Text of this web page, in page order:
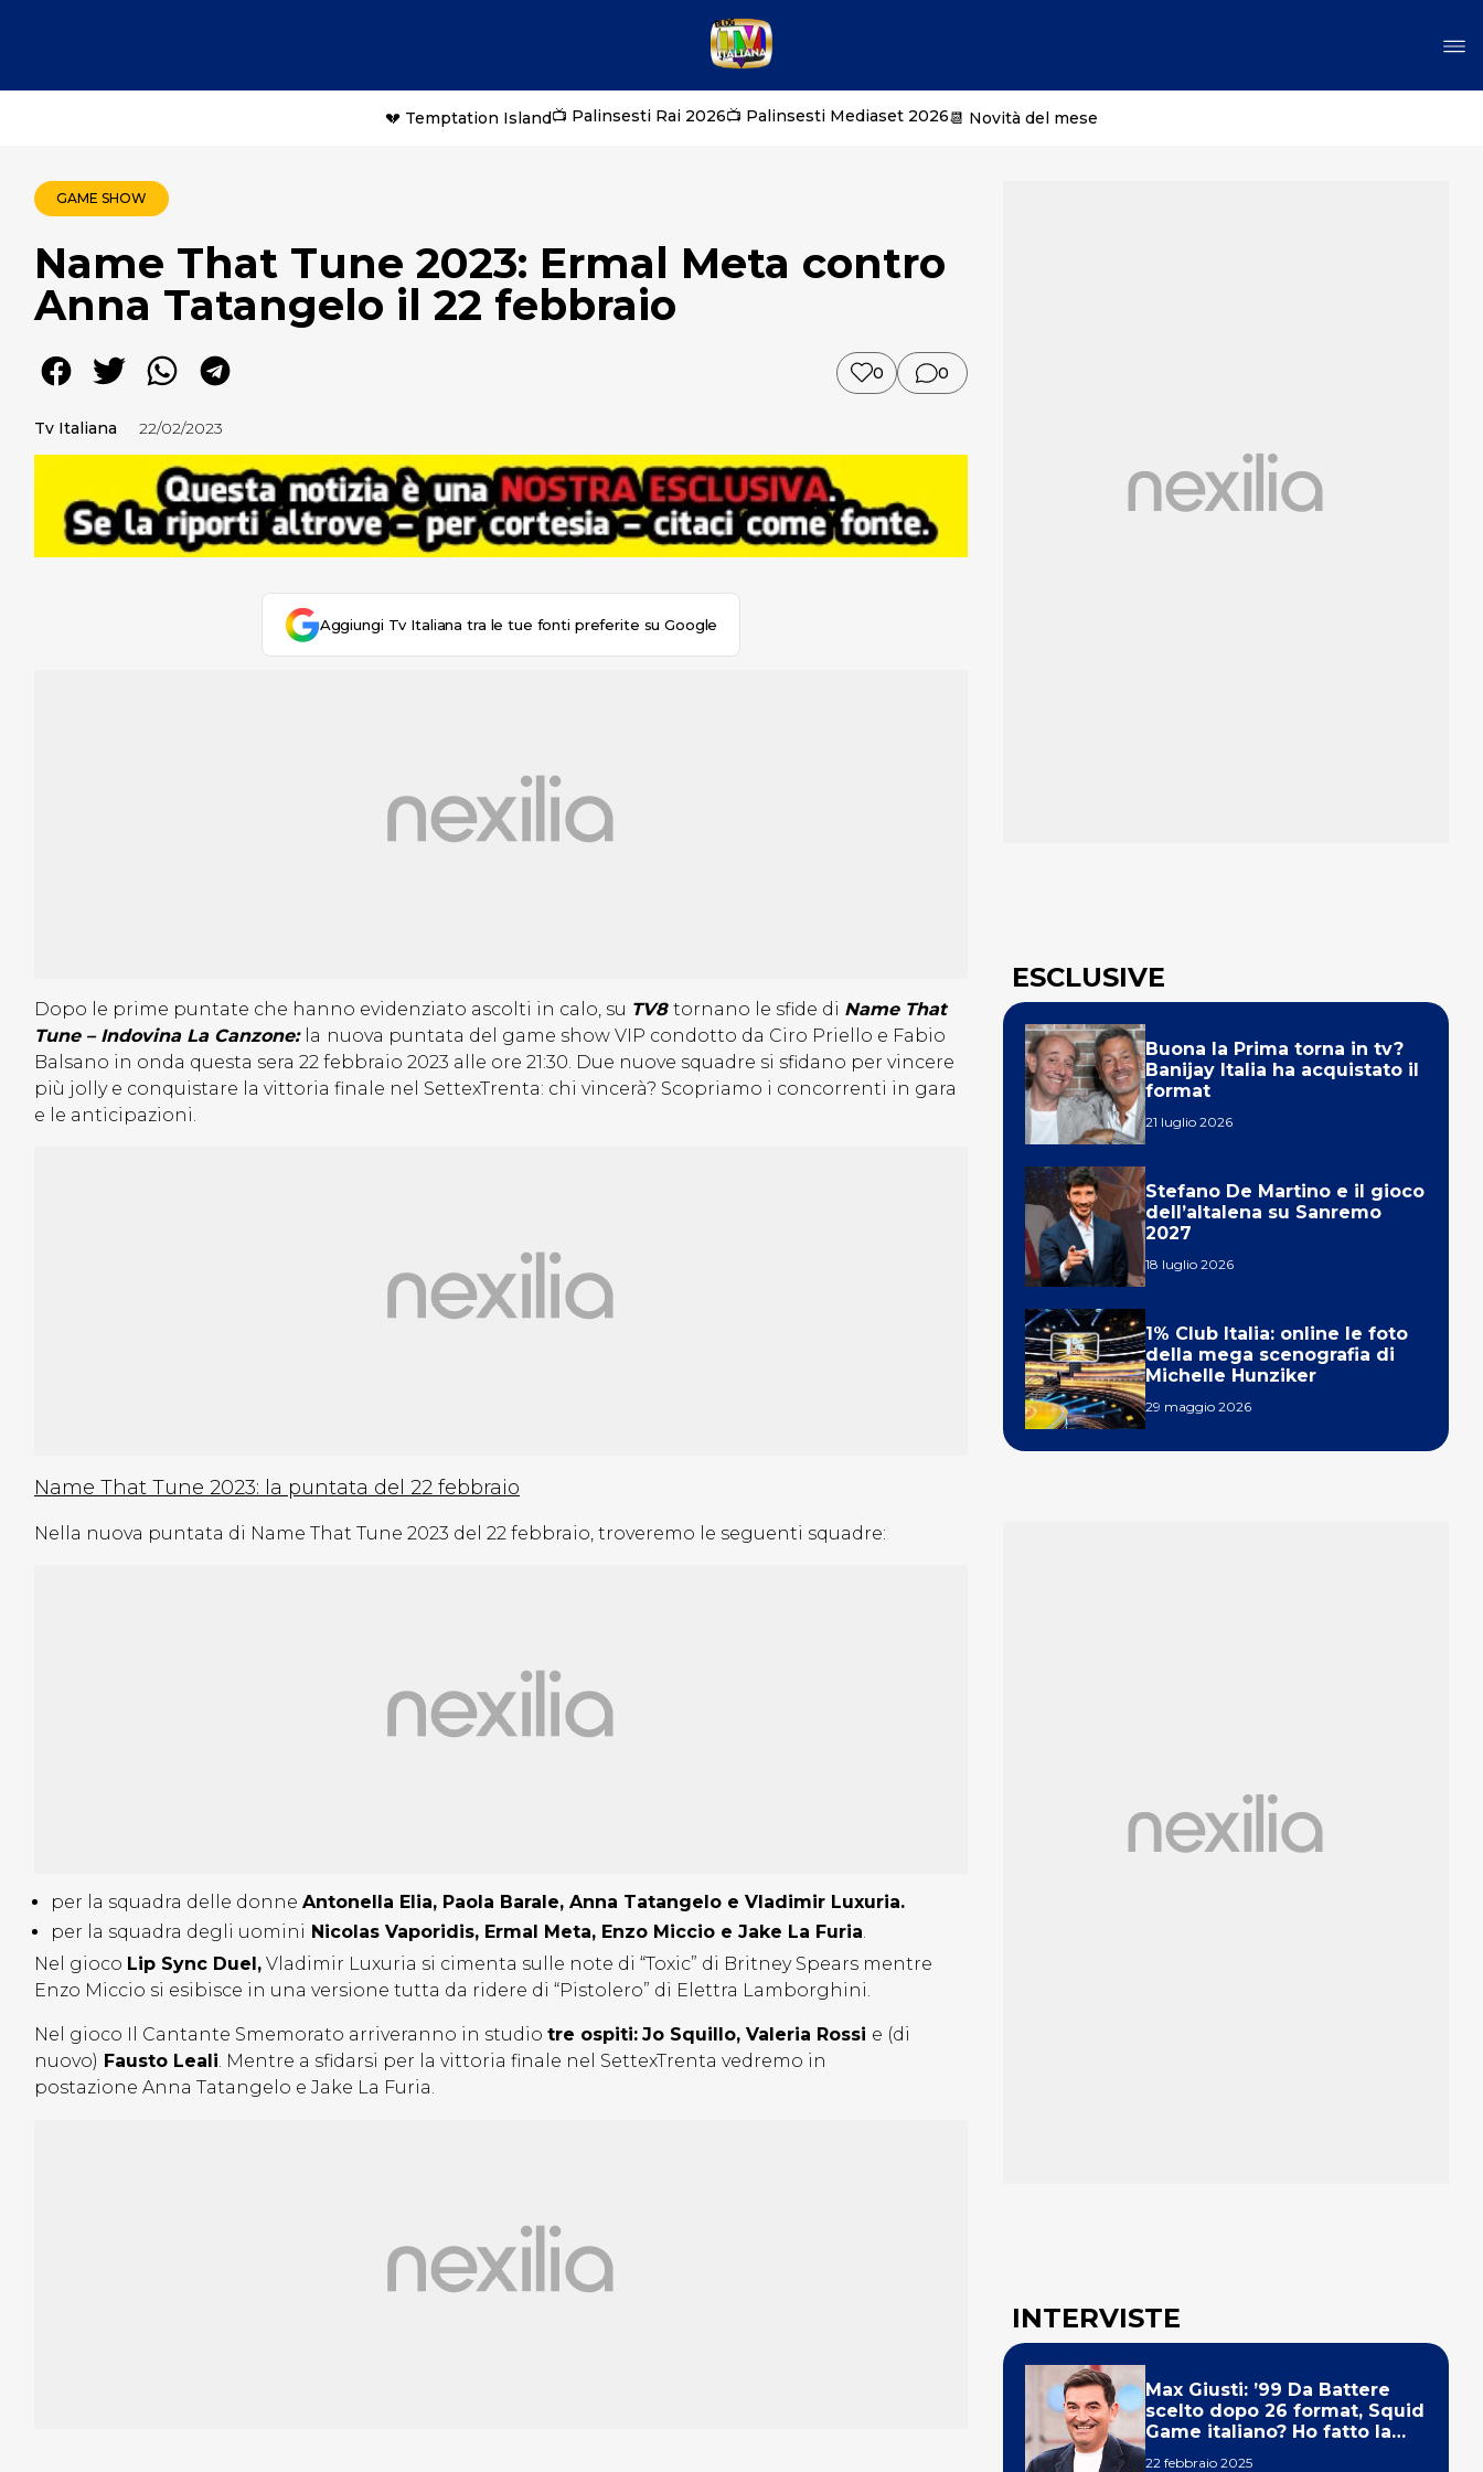
💔 Temptation Island📺 Palinsesti Rai 2026📺 Palinsesti Mediaset 2026📆 Novità del mese
GAME SHOW
Name That Tune 2023: Ermal Meta contro
Anna Tatangelo il 22 febbraio
0 0
Tv Italiana 22/02/2023
Aggiungi Tv Italiana tra le tue fonti preferite su Google
Dopo le prime puntate che hanno evidenziato ascolti in calo, su TV8 tornano le sfide di Name That
Tune – Indovina La Canzone: la nuova puntata del game show VIP condotto da Ciro Priello e Fabio
Balsano in onda questa sera 22 febbraio 2023 alle ore 21:30. Due nuove squadre si sfidano per vincere
più jolly e conquistare la vittoria finale nel SettexTrenta: chi vincerà? Scopriamo i concorrenti in gara
e le anticipazioni.
Name That Tune 2023: la puntata del 22 febbraio
Nella nuova puntata di Name That Tune 2023 del 22 febbraio, troveremo le seguenti squadre:
per la squadra delle donne Antonella Elia, Paola Barale, Anna Tatangelo e Vladimir Luxuria.
per la squadra degli uomini Nicolas Vaporidis, Ermal Meta, Enzo Miccio e Jake La Furia.
Nel gioco Lip Sync Duel, Vladimir Luxuria si cimenta sulle note di “Toxic” di Britney Spears mentre
Enzo Miccio si esibisce in una versione tutta da ridere di “Pistolero” di Elettra Lamborghini.
Nel gioco Il Cantante Smemorato arriveranno in studio tre ospiti: Jo Squillo, Valeria Rossi e (di
nuovo) Fausto Leali. Mentre a sfidarsi per la vittoria finale nel SettexTrenta vedremo in
postazione Anna Tatangelo e Jake La Furia.
ESCLUSIVE
Buona la Prima torna in tv?
Banijay Italia ha acquistato il
format
21 luglio 2026
Stefano De Martino e il gioco
dell’altalena su Sanremo
2027
18 luglio 2026
1% Club Italia: online le foto
della mega scenografia di
Michelle Hunziker
29 maggio 2026
INTERVISTE
Max Giusti: ’99 Da Battere
scelto dopo 26 format, Squid
Game italiano? Ho fatto la
22 febbraio 2025